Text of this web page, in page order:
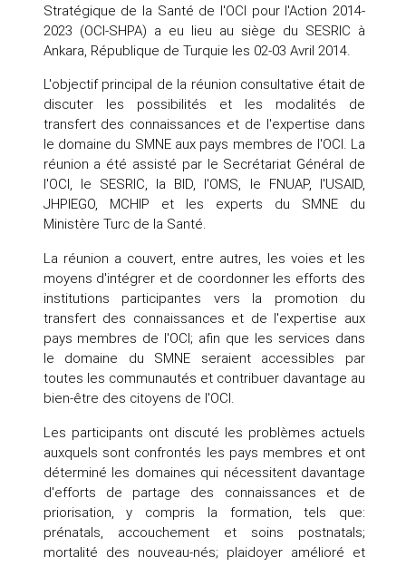
Stratégique de la Santé de l'OCI pour l'Action 2014-
2023 (OCI-SHPA) a eu lieu au siège du SESRIC à
Ankara, République de Turquie les 02-03 Avril 2014.
L'objectif principal de la réunion consultative était de
discuter les possibilités et les modalités de
transfert des connaissances et de l'expertise dans
le domaine du SMNE aux pays membres de l'OCI. La
réunion a été assisté par le Secrétariat Général de
l'OCI, le SESRIC, la BID, l'OMS, le FNUAP, l'USAID,
JHPIEGO, MCHIP et les experts du SMNE du
Ministère Turc de la Santé.
La réunion a couvert, entre autres, les voies et les
moyens d'intégrer et de coordonner les efforts des
institutions participantes vers la promotion du
transfert des connaissances et de l'expertise aux
pays membres de l'OCI; afin que les services dans
le domaine du SMNE seraient accessibles par
toutes les communautés et contribuer davantage au
bien-être des citoyens de l'OCI.
Les participants ont discuté les problèmes actuels
auxquels sont confrontés les pays membres et ont
déterminé les domaines qui nécessitent davantage
d'efforts de partage des connaissances et de
priorisation, y compris la formation, tels que:
prénatals, accouchement et soins postnatals;
mortalité des nouveau-nés; plaidoyer amélioré et